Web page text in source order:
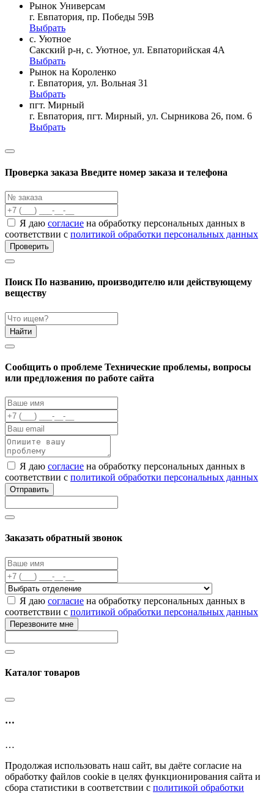
Рынок Универсам
г. Евпатория, пр. Победы 59В
Выбрать
с. Уютное
Сакский р-н, с. Уютное, ул. Евпаторийская 4А
Выбрать
Рынок на Короленко
г. Евпатория, ул. Вольная 31
Выбрать
пгт. Мирный
г. Евпатория, пгт. Мирный, ул. Сырникова 26, пом. 6
Выбрать
Проверка заказа Введите номер заказа и телефона
Я даю согласие на обработку персональных данных в
соответствии с политикой обработки персональных данных
Проверить
Поиск По названию, производителю или действующему
веществу
Найти
Cообщить о проблеме Технические проблемы, вопросы
или предложения по работе сайта
Я даю согласие на обработку персональных данных в
соответствии с политикой обработки персональных данных
Отправить
Заказать обратный звонок
Я даю согласие на обработку персональных данных в
соответствии с политикой обработки персональных данных
Перезвоните мне
Каталог товаров
…
…
Продолжая использовать наш сайт, вы даёте согласие на
обработку файлов cookie в целях функционирования сайта и
сбора статистики в соответствии с политикой обработки